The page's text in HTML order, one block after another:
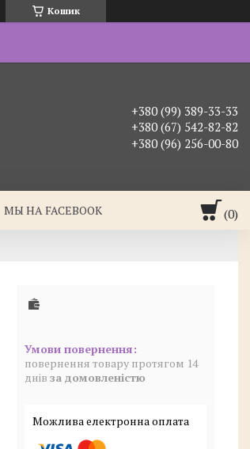
Кошик
+380 (99) 389-33-33
+380 (67) 542-82-82
+380 (96) 256-00-80
МЫ НА FACEBOOK
повернення товару протягом 14
днів за домовленістю